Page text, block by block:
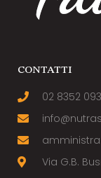
CONTATTI
02 8352
Via G.B.